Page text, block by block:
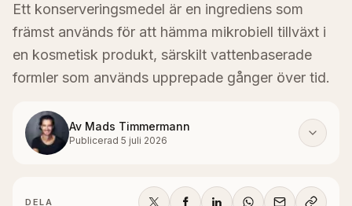
Ett konserveringsmedel är en ingrediens som
främst används för att hämma mikrobiell tillväxt i
en kosmetisk produkt, särskilt vattenbaserade
formler som används upprepade gånger över tid.
Av Mads Timmermann
Publicerad 5 juli 2026
DELA